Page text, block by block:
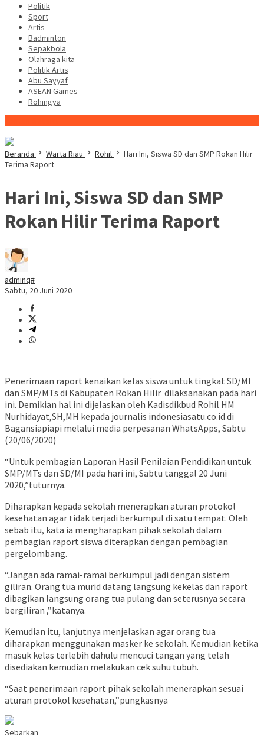
Politik
Sport
Artis
Badminton
Sepakbola
Olahraga kita
Politik Artis
Abu Sayyaf
ASEAN Games
Rohingya
Beranda Warta Riau Rohil
Hari Ini, Siswa SD dan SMP Rokan Hilir
Terima Raport
Hari Ini, Siswa SD dan SMP
Rokan Hilir Terima Raport
adminq#
Sabtu, 20 Juni 2020
Penerimaan raport kenaikan kelas siswa untuk tingkat SD/MI
dan SMP/MTs di Kabupaten Rokan Hilir dilaksanakan pada hari
ini. Demikian hal ini dijelaskan oleh Kadisdikbud Rohil HM
Nurhidayat,SH,MH kepada journalis indonesiasatu.co.id di
Bagansiapiapi melalui media perpesanan WhatsApps, Sabtu
(20/06/2020)
“Untuk pembagian Laporan Hasil Penilaian Pendidikan untuk
SMP/MTs dan SD/MI pada hari ini, Sabtu tanggal 20 Juni
2020,”tuturnya.
Diharapkan kepada sekolah menerapkan aturan protokol
kesehatan agar tidak terjadi berkumpul di satu tempat. Oleh
sebab itu, kata ia mengharapkan pihak sekolah dalam
pembagian raport siswa diterapkan dengan pembagian
pergelombang.
“Jangan ada ramai-ramai berkumpul jadi dengan sistem
giliran. Orang tua murid datang langsung kekelas dan raport
dibagikan langsung orang tua pulang dan seterusnya secara
bergiliran ,”katanya.
Kemudian itu, lanjutnya menjelaskan agar orang tua
diharapkan menggunakan masker ke sekolah. Kemudian ketika
masuk kelas terlebih dahulu mencuci tangan yang telah
disediakan kemudian melakukan cek suhu tubuh.
“Saat penerimaan raport pihak sekolah menerapkan sesuai
aturan protokol kesehatan,”pungkasnya
Sebarkan